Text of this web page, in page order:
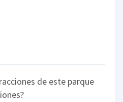
de este parque